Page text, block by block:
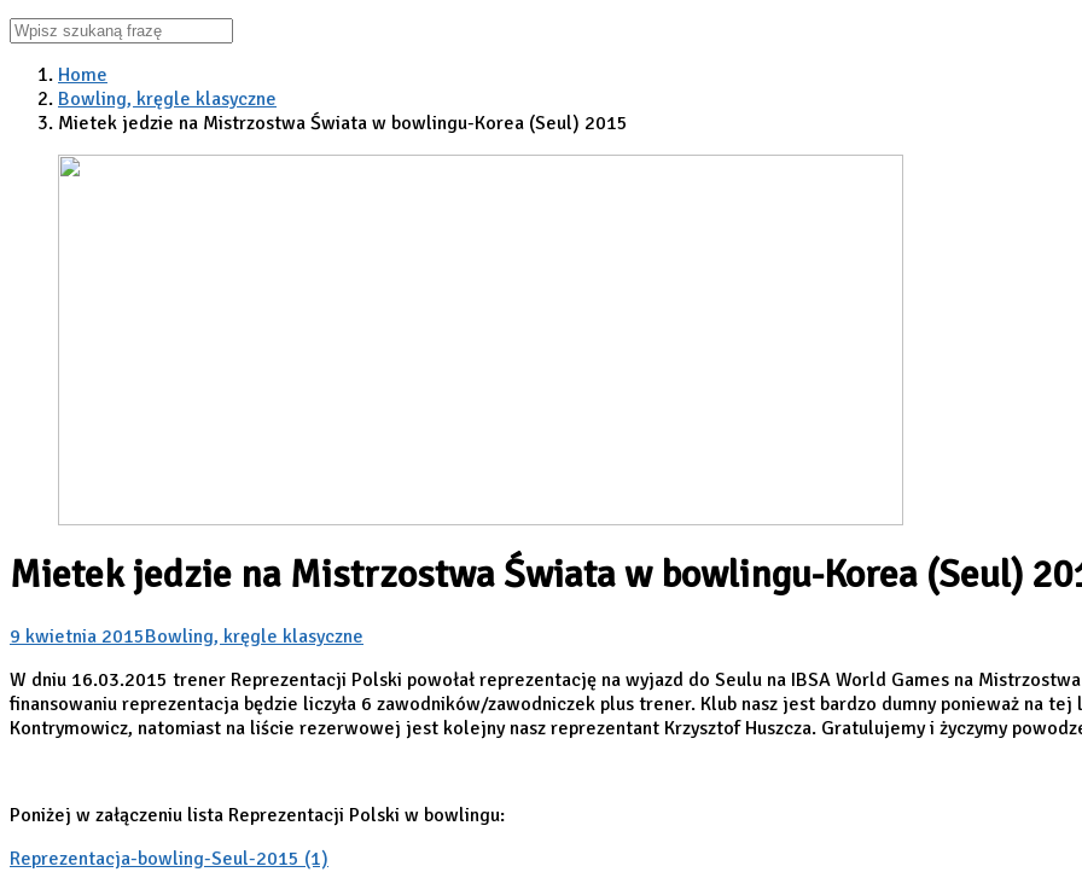
Home
Bowling, kręgle klasyczne
Mietek jedzie na Mistrzostwa Świata w bowlingu-Korea (Seul) 2015
Mietek jedzie na Mistrzostwa Świata w bowlingu-Korea (Seul)
9 kwietnia 2015Bowling, kręgle klasyczne
W dniu 16.03.2015 trener Reprezentacji Polski powołał reprezentację na wyjazd do Seulu na IBSA World Games na
finansowaniu reprezentacja będzie liczyła 6 zawodników/zawodniczek plus trener. Klub nasz jest bardzo dumny ponieważ na tej
Kontrymowicz, natomiast na liście rezerwowej jest kolejny nasz reprezentant Krzysztof Huszcza. Gratulujemy i życzymy
Poniżej w załączeniu lista Reprezentacji Polski w bowlingu:
Reprezentacja-bowling-Seul-2015 (1)